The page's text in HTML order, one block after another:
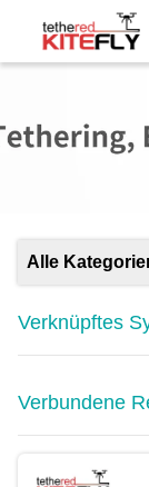
Alle
Verknüpftes
Verbundene